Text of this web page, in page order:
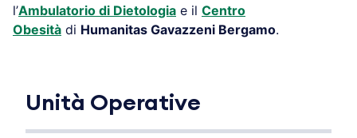
l’Ambulatorio di Dietologia e il Centro
Obesità di Humanitas Gavazzeni Bergamo.
Unità Operative